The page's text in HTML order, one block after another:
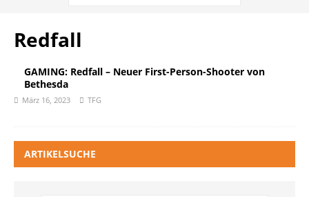
Redfall
GAMING: Redfall – Neuer First-Person-Shooter von
Bethesda
März 16, 2023 TFG
ARTIKELSUCHE